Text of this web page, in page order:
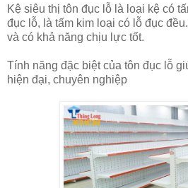
Kệ siêu thị tôn đục lỗ là loại kệ có
đục lỗ, là tấm kim loại có lỗ đục
và có khả năng chịu lực tốt.
Tính năng đặc biệt của tôn đục lỗ
hiện đại, chuyên nghiệp